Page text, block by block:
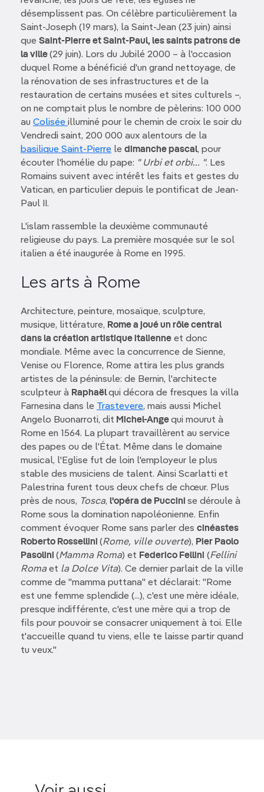
désemplissent pas. On célèbre particulièrement la
Saint-Joseph (19 mars), la Saint-Jean (23 juin) ainsi
que Saint-Pierre et Saint-Paul, les saints patrons de
la ville(29 juin). Lors du Jubilé 2000 – à l'occasion
duquel Rome a bénéficié d'un grand nettoyage, de
la rénovation de ses infrastructures et de la
restauration de certains musées et sites culturels –,
on ne comptait plus le nombre de pèlerins: 100 000
au Colisée illuminé pour le chemin de croix le soir du
Vendredi saint, 200 000 aux alentours de la
basilique Saint-Pierre le dimanche pascal, pour
écouter l'homélie du pape: " Urbi et orbi... ". Les
Romains suivent avec intérêt les faits et gestes du
Vatican, en particulier depuis le pontificat de Jean-
Paul II.
L'islam rassemble la deuxième communauté
religieuse du pays. La première mosquée sur le sol
italien a été inaugurée à Rome en 1995.
Les arts à Rome
Architecture, peinture, mosaïque, sculpture,
musique, littérature, Rome a joué un rôle central
dans la création artistique italienne et donc
mondiale. Même avec la concurrence de Sienne,
Venise ou Florence, Rome attira les plus grands
artistes de la péninsule: de Bernin, l'architecte
sculpteur à Raphaëlqui décora de fresques la villa
Farnesina dans le Trastevere, mais aussi Michel
Angelo Buonarroti, dit Michel-Angequi mourut à
Rome en 1564. La plupart travaillèrent au service
des papes ou de l'État. Même dans le domaine
musical, l'Eglise fut de loin l'employeur le plus
stable des musiciens de talent. Ainsi Scarlatti et
Palestrina furent tous deux chefs de chœur. Plus
près de nous, Tosca, l'opéra de Puccini se déroule à
Rome sous la domination napoléonienne. Enfin
comment évoquer Rome sans parler des cinéastes
Roberto Rossellini (Rome, ville ouverte), Pier Paolo
Pasolini (Mamma Roma) et Federico Fellini (Fellini
Roma et la Dolce Vita). Ce dernier parlait de la ville
comme de "mamma puttana" et déclarait: "Rome
est une femme splendide (...), c'est une mère idéale,
presque indifférente, c'est une mère qui a trop de
fils pour pouvoir se consacrer uniquement à toi. Elle
t'accueille quand tu viens, elle te laisse partir quand
tu veux."